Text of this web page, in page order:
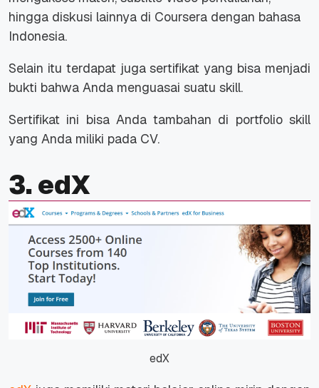
hingga diskusi lainnya di Coursera dengan bahasa
Indonesia.
Selain itu terdapat juga sertifikat yang bisa menjadi
bukti bahwa Anda menguasai suatu skill.
Sertifikat ini bisa Anda tambahan di portfolio skill
yang Anda miliki pada CV.
3. edX
edX